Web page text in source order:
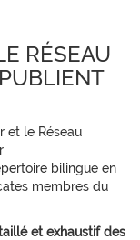
RÉSEAU
et le Réseau
bilingue en
membres du
et exhaustif des